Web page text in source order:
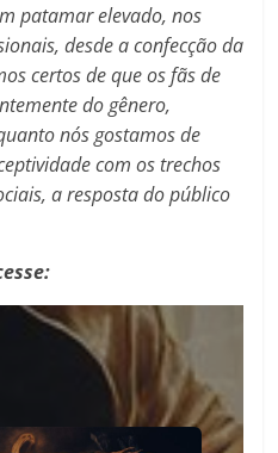
patamar elevado, nos
desde a confecção da
certos de que os fãs de
do gênero,
nós gostamos de
com os trechos
a resposta do público